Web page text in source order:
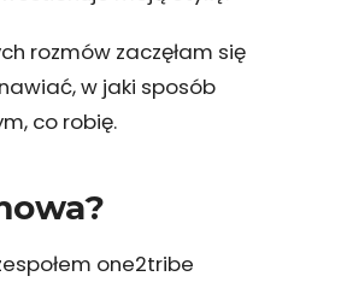
rozmów zaczęłam się
w jaki sposób
co robię.
one2tribe